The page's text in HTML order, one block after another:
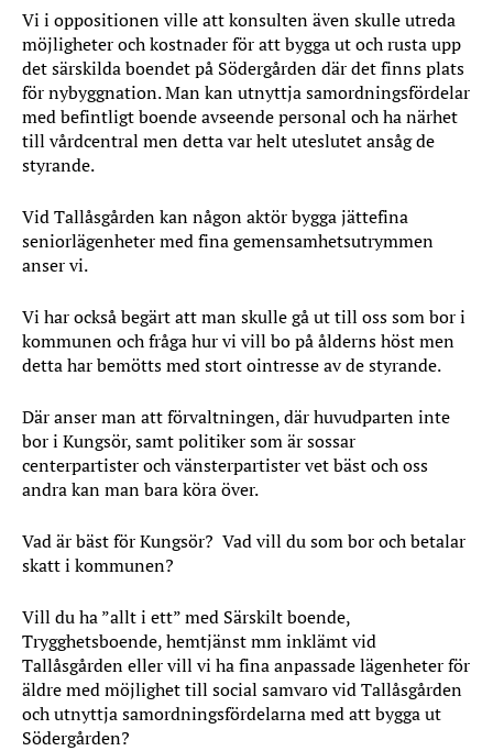
Vi i oppositionen ville att konsulten även skulle utreda
möjligheter och kostnader för att bygga ut och rusta upp
det särskilda boendet på Södergården där det finns plats
för nybyggnation. Man kan utnyttja samordningsfördelar
med befintligt boende avseende personal och ha närhet
till vårdcentral men detta var helt uteslutet ansåg de
styrande.
Vid Tallåsgården kan någon aktör bygga jättefina
seniorlägenheter med fina gemensamhetsutrymmen
anser vi.
Vi har också begärt att man skulle gå ut till oss som bor i
kommunen och fråga hur vi vill bo på ålderns höst men
detta har bemötts med stort ointresse av de styrande.
Där anser man att förvaltningen, där huvudparten inte
bor i Kungsör, samt politiker som är sossar
centerpartister och vänsterpartister vet bäst och oss
andra kan man bara köra över.
Vad är bäst för Kungsör? Vad vill du som bor och betalar
skatt i kommunen?
Vill du ha ”allt i ett” med Särskilt boende,
Trygghetsboende, hemtjänst mm inklämt vid
Tallåsgården eller vill vi ha fina anpassade lägenheter för
äldre med möjlighet till social samvaro vid Tallåsgården
och utnyttja samordningsfördelarna med att bygga ut
Södergården?